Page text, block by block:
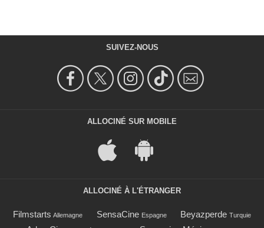
SUIVEZ-NOUS
ALLOCINÉ SUR MOBILE
ALLOCINÉ À L'ÉTRANGER
Filmstarts Allemagne SensaCine Espagne Beyazperde Turquie